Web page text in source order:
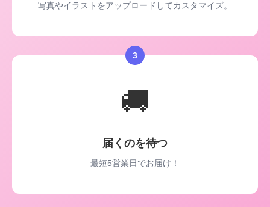
写真やイラストをアップロードしてカスタマイズ。
3
🚚
届くのを待つ
最短5営業日でお届け！